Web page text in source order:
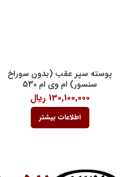
پوسته سپر عقب (بدون سوراخ
سنسور) ام وی ام 530
130,100,000 ریال
اطلاعات بیشتر